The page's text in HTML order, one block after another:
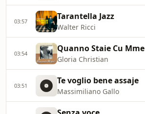
03:57 Tarantella Jazz
Walter Ricci
03:54 Quanno Staie Cu Mme
Gloria Christian
03:51 Te voglio bene assaje
Massimiliano Gallo